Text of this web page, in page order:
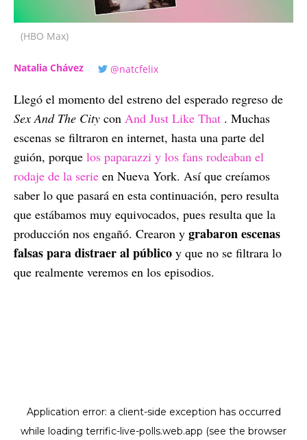
(HBO Max)
Natalia Chávez @natcfelix
Llegó el momento del estreno del esperado regreso de
Sex And The City con And Just Like That . Muchas
escenas se filtraron en internet, hasta una parte del
guión, porque los paparazzi y los fans rodeaban el
rodaje de la serie en Nueva York. Así que creíamos
saber lo que pasará en esta continuación, pero resulta
que estábamos muy equivocados, pues resulta que la
producción nos engañó. Crearon y grabaron escenas
falsas para distraer al público y que no se filtrara lo
que realmente veremos en los episodios.